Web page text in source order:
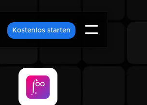
Kostenlos starten